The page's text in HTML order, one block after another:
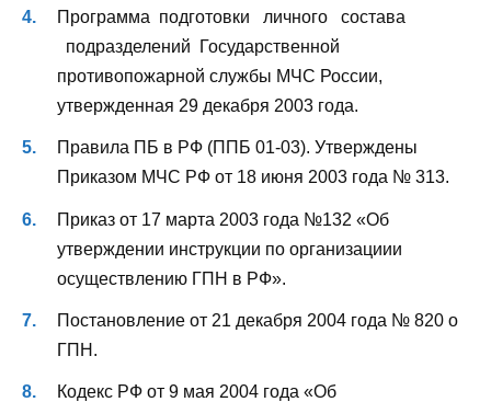
Программа подготовки личного состава
подразделений Государственной
противопожарной службы МЧС России,
утвержденная 29 декабря 2003 года.
Правила ПБ в РФ (ППБ 01-03). Утверждены
Приказом МЧС РФ от 18 июня 2003 года № 313.
Приказ от 17 марта 2003 года №132 «Об
утверждении инструкции по организациии
осуществлению ГПН в РФ».
Постановление от 21 декабря 2004 года № 820 о
ГПН.
Кодекс РФ от 9 мая 2004 года «Об